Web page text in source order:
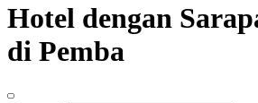
Hotel dengan
di Pemba